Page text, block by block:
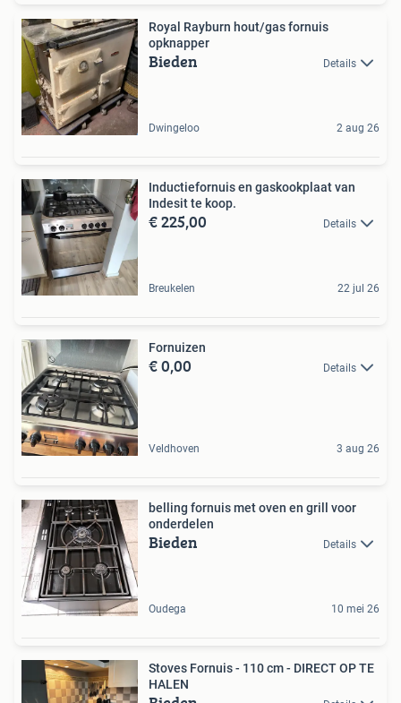
Royal Rayburn hout/gas fornuis
opknapper
Bieden Details
Dwingeloo 2 aug 26
Inductiefornuis en gaskookplaat van
Indesit te koop.
€ 225,00 Details
Breukelen 22 jul 26
Fornuizen
€ 0,00 Details
Veldhoven 3 aug 26
belling fornuis met oven en grill voor
onderdelen
Bieden Details
Oudega 10 mei 26
Stoves Fornuis - 110 cm - DIRECT OP TE
HALEN